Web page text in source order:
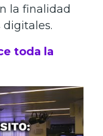
la finalidad
toda la